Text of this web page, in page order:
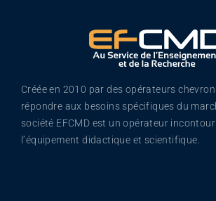
Créée en 2010 par des opérateurs
répondre aux besoins spécifiques du
société EFCMD est un opérateur
l’équipement didactique et scientifique.